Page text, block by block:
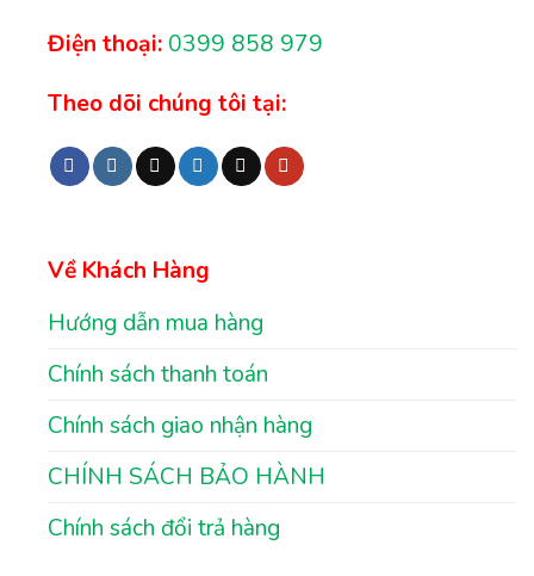
Điện thoại: 0399 858 979
Theo dõi chúng tôi tại:
Về Khách Hàng
Hướng dẫn mua hàng
Chính sách thanh toán
Chính sách giao nhận hàng
CHÍNH SÁCH BẢO HÀNH
Chính sách đổi trả hàng